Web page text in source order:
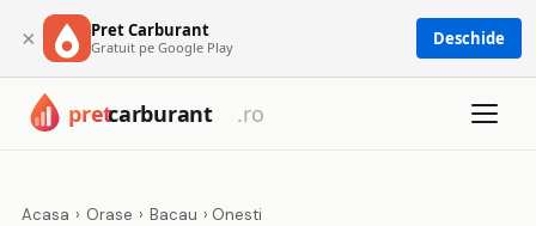
× Pret Carburant
Gratuit pe Google Play Deschide
Acasa › Orase › Bacau › Onesti